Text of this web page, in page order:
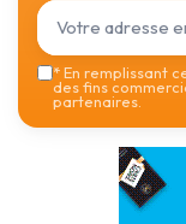
*En remplissant
des fins
partenaires.